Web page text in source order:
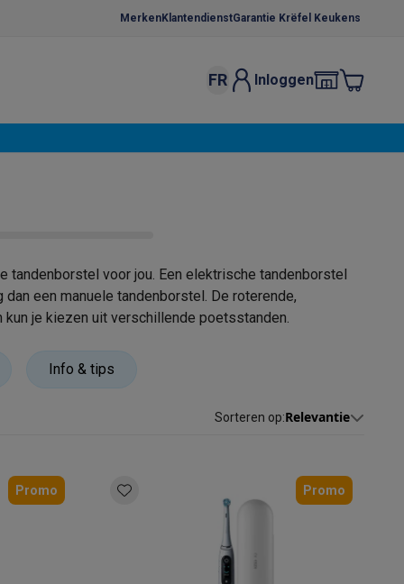
MerkenKlantendienstGarantie Krëfel Keukens
FR Inloggen
voor jou. Een elektrische tandenborstel
een manuele tandenborstel. De roterende,
je kiezen uit verschillende poetsstanden.
Info & tips
Sorteren op:Relevantie
Promo Promo